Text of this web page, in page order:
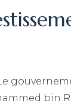
bin